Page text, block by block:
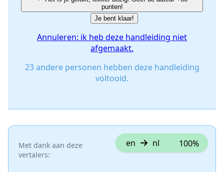
punten!
Je bent klaar!
Annuleren: ik heb deze handleiding niet
afgemaakt.
23 andere personen hebben deze handleiding
voltooid.
Met dank aan deze
vertalers:
en nl 100%